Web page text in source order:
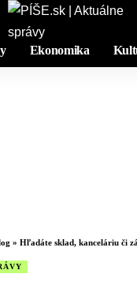
Ekonomika
» Hľadáte sklad, kanceláriu či zázemie na stavbe?